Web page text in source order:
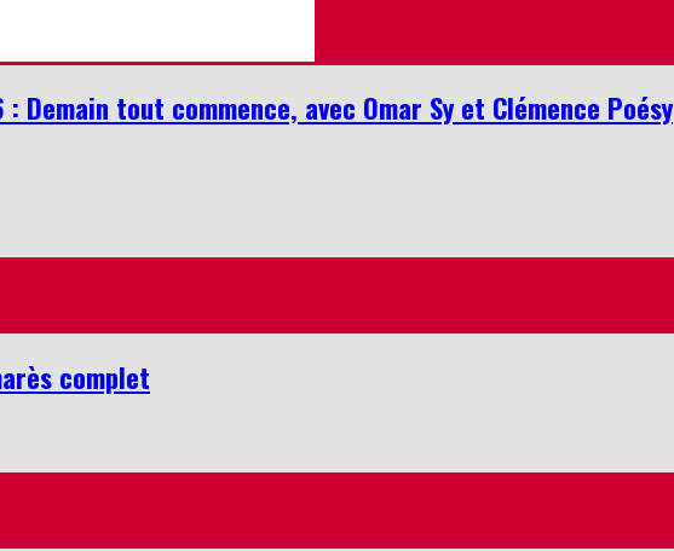
Demain tout commence, avec Omar Sy et Clémence Poésy
complet